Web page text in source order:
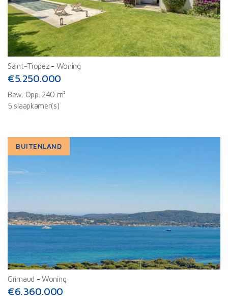
Saint-Tropez- Woning
€5.250.000
Bew. Opp. 240 m²
5 slaapkamer(s)
BUITENLAND
Grimaud -Woning
€6.360.000